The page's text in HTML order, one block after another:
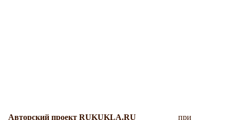
Авторский проект RUKUKLA.RU при